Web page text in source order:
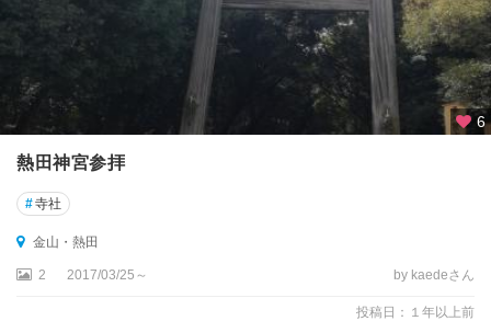
6
熱田神宮参拝
#寺社
金山・熱田
2 2017/03/25～ by kaedeさん
投稿日：１年以上前